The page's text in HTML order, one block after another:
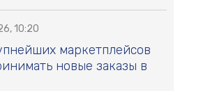
10:20
маркетплейсов
новые заказы в